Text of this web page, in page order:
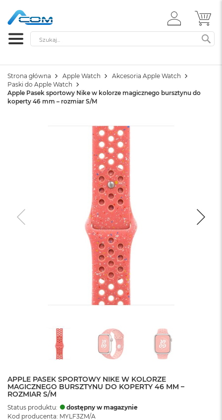
ZALOGUJ
SIĘ
Szukaj
Strona główna Apple Watch
Akcesoria Apple Watch
Paski do Apple Watch
Apple Pasek sportowy Nike w kolorze magicznego bursztynu do
koperty 46 mm – rozmiar S/M
APPLE PASEK SPORTOWY NIKE W KOLORZE
MAGICZNEGO BURSZTYNU DO KOPERTY 46 MM –
ROZMIAR S/M
Status produktu:
dostępny w magazynie
Kod producenta: MYLF3ZM/A